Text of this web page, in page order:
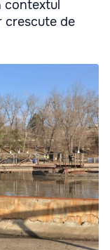
contextul
crescute de